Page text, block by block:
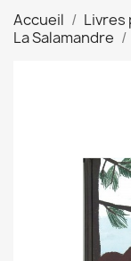
Accueil Livres
La Salamandre